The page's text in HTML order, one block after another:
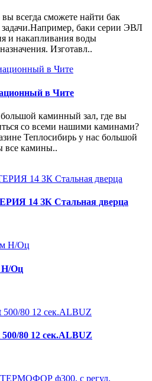
всегда сможете найти бак
баки серии ЭВЛ
и накапливания воды
Изготавл..
в Чите
каминный зал, где вы
со всеми нашими каминами?
Теплосибирь у нас большой
все камины..
14 ЗК Стальная дверца
Н/Оц
80 12 сек.ALBUZ